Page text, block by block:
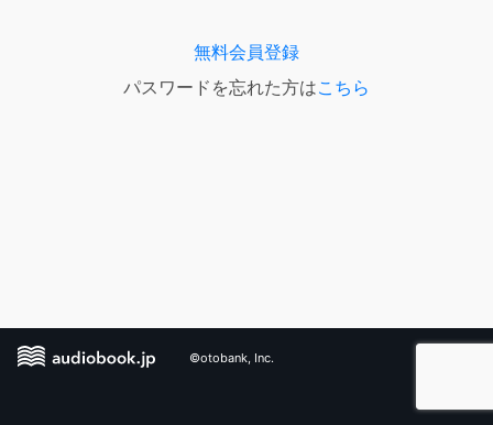
無料会員登録
パスワードを忘れた方はこちら
©otobank, Inc.